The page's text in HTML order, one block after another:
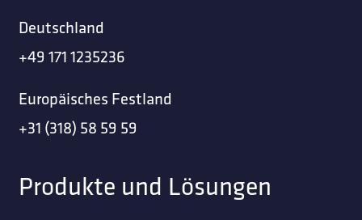
Deutschland
+49 171 1235236
Europäisches Festland
+31 (318) 58 59 59
Produkte und Lösungen